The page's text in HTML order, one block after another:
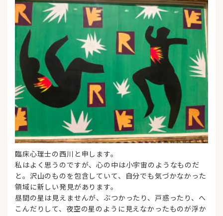
臨床心理士の西川と申します。
私はよく思うのですが、心の中は小宇宙のようなものだ
と。沢山のものを包含していて、自分でも気づかなかった
領域に新しい発見があります。
昼間の星は見えませんが、ぶつかったり、戸惑ったり、へ
こんだりして、夜空の星のように見えなかったものが浮か